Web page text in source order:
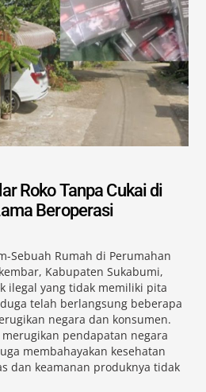
Roko Tanpa Cukai di
Beroperasi
Sebuah Rumah di Perumahan
Kabupaten Sukabumi,
ilegal yang tidak memiliki pita
telah berlangsung beberapa
negara dan konsumen.
pendapatan negara
membahayakan kesehatan
dan keamanan produknya tidak